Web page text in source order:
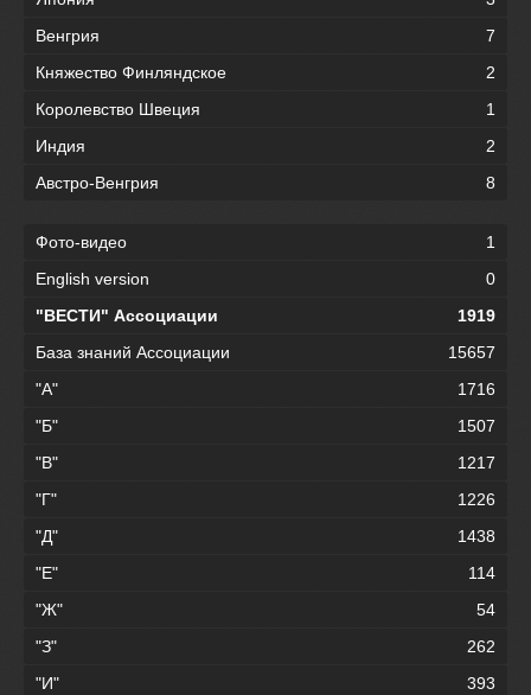
Венгрия
7
Княжество Финляндское
2
Королевство Швеция
1
Индия
2
Австро-Венгрия
8
Фото-видео
1
English version
0
"ВЕСТИ" Ассоциации
1919
База знаний Ассоциации
15657
"А"
1716
"Б"
1507
"В"
1217
"Г"
1226
"Д"
1438
"Е"
114
"Ж"
54
"З"
262
"И"
393